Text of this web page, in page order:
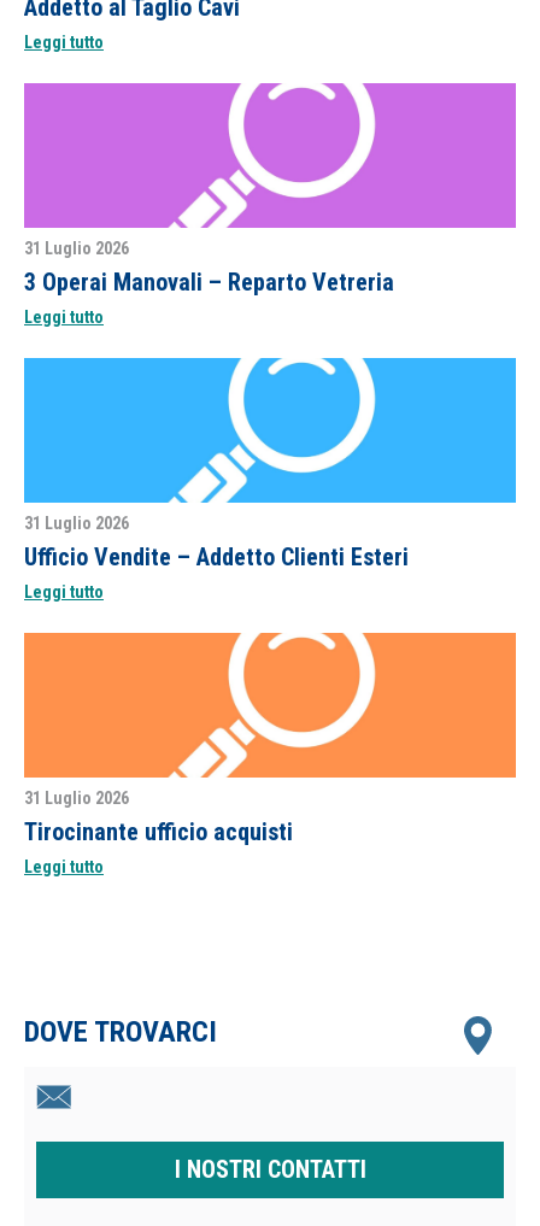
Addetto al Taglio Cavi
Leggi tutto
31 Luglio 2026
3 Operai Manovali – Reparto Vetreria
Leggi tutto
31 Luglio 2026
Ufficio Vendite – Addetto Clienti Esteri
Leggi tutto
31 Luglio 2026
Tirocinante ufficio acquisti
Leggi tutto
DOVE TROVARCI
I NOSTRI CONTATTI